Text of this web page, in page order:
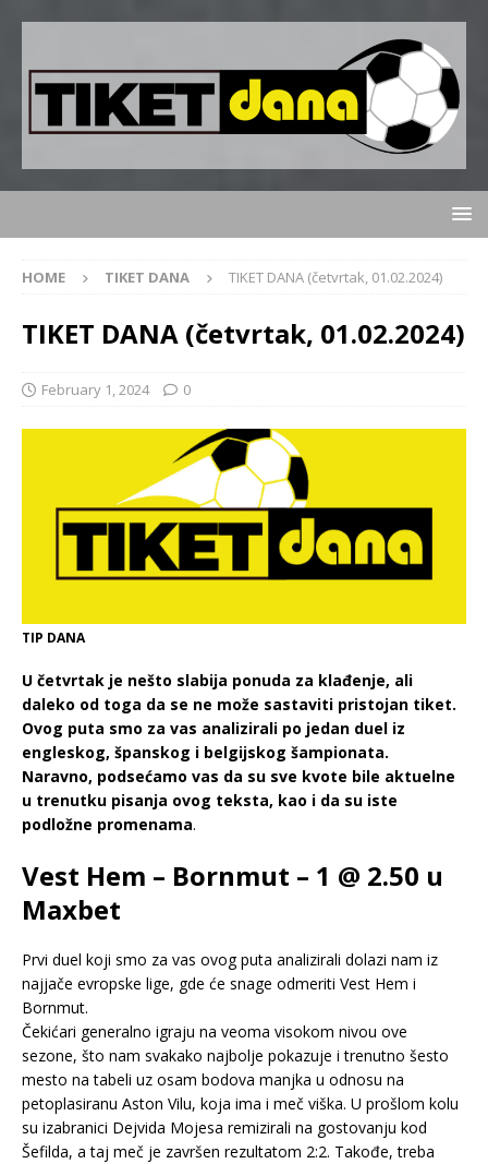
HOME TIKET DANA TIKET DANA (četvrtak, 01.02.2024)
TIKET DANA (četvrtak, 01.02.2024)
February 1, 2024 0
TIP DANA
U četvrtak je nešto slabija ponuda za klađenje, ali
daleko od toga da se ne može sastaviti pristojan tiket.
Ovog puta smo za vas analizirali po jedan duel iz
engleskog, španskog i belgijskog šampionata.
Naravno, podsećamo vas da su sve kvote bile aktuelne
u trenutku pisanja ovog teksta, kao i da su iste
podložne promenama.
Vest Hem – Bornmut – 1 @ 2.50 u
Maxbet
Prvi duel koji smo za vas ovog puta analizirali dolazi nam iz
najjače evropske lige, gde će snage odmeriti Vest Hem i
Bornmut.
Čekićari generalno igraju na veoma visokom nivou ove
sezone, što nam svakako najbolje pokazuje i trenutno šesto
mesto na tabeli uz osam bodova manjka u odnosu na
petoplasiranu Aston Vilu, koja ima i meč viška. U prošlom kolu
su izabranici Dejvida Mojesa remizirali na gostovanju kod
Šefilda, a taj meč je završen rezultatom 2:2. Takođe, treba